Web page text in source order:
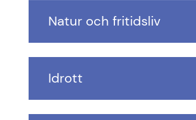
Natur och fritidsliv
Idrott